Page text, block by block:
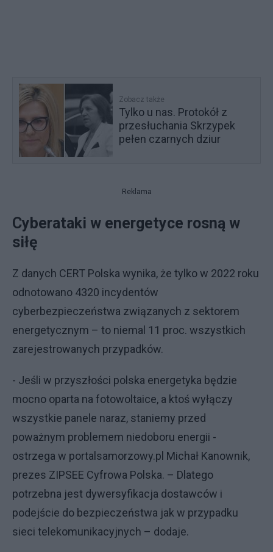
Zobacz także
Tylko u nas. Protokół z
przesłuchania Skrzypek
pełen czarnych dziur
Reklama
Cyberataki w energetyce rosną w
siłę
Z danych CERT Polska wynika, że tylko w 2022 roku
odnotowano 4320 incydentów
cyberbezpieczeństwa związanych z sektorem
energetycznym – to niemal 11 proc. wszystkich
zarejestrowanych przypadków.
- Jeśli w przyszłości polska energetyka będzie
mocno oparta na fotowoltaice, a ktoś wyłączy
wszystkie panele naraz, staniemy przed
poważnym problemem niedoboru energii -
ostrzega w portalsamorzowy.pl Michał Kanownik,
prezes ZIPSEE Cyfrowa Polska. – Dlatego
potrzebna jest dywersyfikacja dostawców i
podejście do bezpieczeństwa jak w przypadku
sieci telekomunikacyjnych – dodaje.